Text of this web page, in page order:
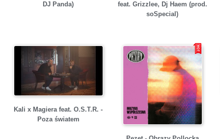
DJ Panda)
feat. Grizzlee, Dj Haem (prod.
soSpecial)
Kali x Magiera feat. O.S.T.R. -
Poza światem